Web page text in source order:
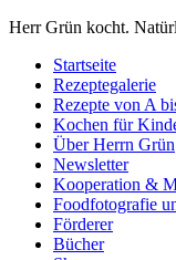
Herr Grün kocht.
Startseite
Rezeptegalerie
Rezepte von A
Kochen für
Über Herrn Grün
Newsletter
Kooperation &
Foodfotografie
Förderer
Bücher